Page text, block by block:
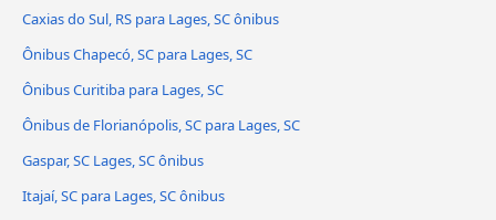
Caxias do Sul, RS para Lages, SC ônibus
Ônibus Chapecó, SC para Lages, SC
Ônibus Curitiba para Lages, SC
Ônibus de Florianópolis, SC para Lages, SC
Gaspar, SC Lages, SC ônibus
Itajaí, SC para Lages, SC ônibus